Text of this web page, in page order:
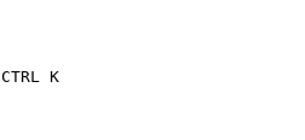
CTRL K